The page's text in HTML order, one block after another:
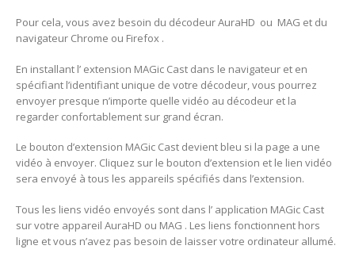
Pour cela, vous avez besoin du décodeur AuraHD ou MAG et du
navigateur Chrome ou Firefox .
En installant l’ extension MAGic Cast dans le navigateur et en
spécifiant l’identifiant unique de votre décodeur, vous pourrez
envoyer presque n’importe quelle vidéo au décodeur et la
regarder confortablement sur grand écran.
Le bouton d’extension MAGic Cast devient bleu si la page a une
vidéo à envoyer. Cliquez sur le bouton d’extension et le lien vidéo
sera envoyé à tous les appareils spécifiés dans l’extension.
Tous les liens vidéo envoyés sont dans l’ application MAGic Cast
sur votre appareil AuraHD ou MAG . Les liens fonctionnent hors
ligne et vous n’avez pas besoin de laisser votre ordinateur allumé.